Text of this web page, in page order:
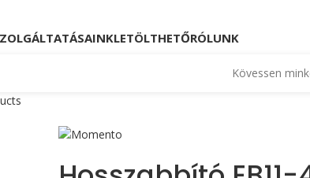
LETÖLTHETŐRÓLUNK
Kövessen